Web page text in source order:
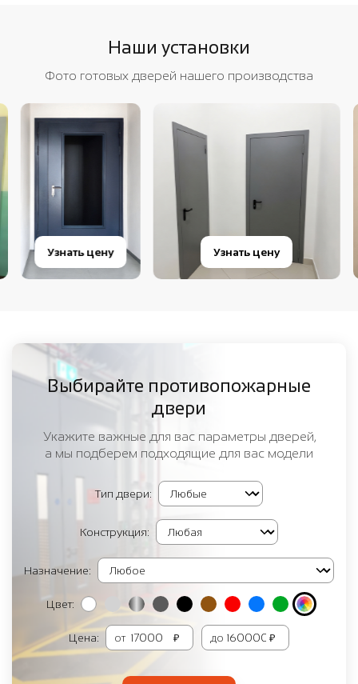
Наши установки
Фото готовых дверей нашего производства
Узнать цену Узнать цену
Выбирайте противопожарные
двери
Укажите важные для вас параметры дверей,
а мы подберем подходящие для вас модели
Тип двери:
Конструкция:
Назначение:
Цвет:
Цена: от ₽ до ₽